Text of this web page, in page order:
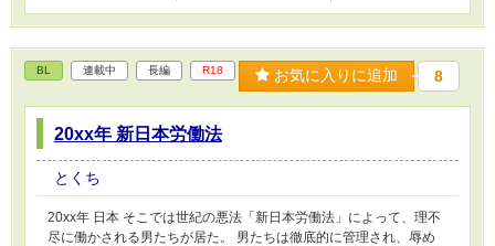
BL 連載中 長編 R18 お気に入りに追加 8
20xx年 新日本労働法
とくち
20xx年 日本 そこでは世紀の悪法「新日本労働法」によって、理不
尽に働かされる男たちが居た。 男たちは徹底的に管理され、辱め